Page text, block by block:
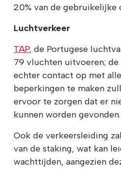
20% van de gebruikelijke
Luchtverkeer
TAP, de Portugese
79 vluchten uitvoeren; de
echter contact op met
beperkingen te maken
ervoor te zorgen dat er
kunnen worden gevonden.
Ook de verkeersleiding
van de staking, wat kan
wachttijden, aangezien